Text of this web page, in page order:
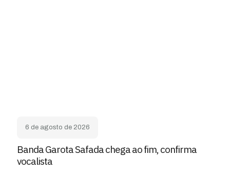
6 de agosto de 2026
Banda Garota Safada chega ao fim, confirma
vocalista